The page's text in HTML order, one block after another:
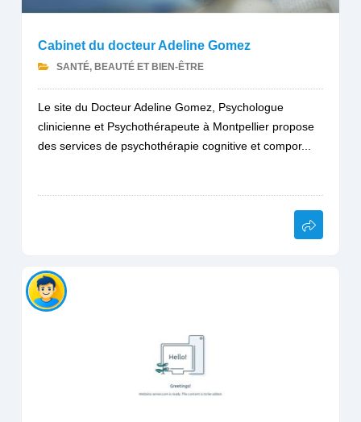
Cabinet du docteur Adeline Gomez
SANTÉ, BEAUTÉ ET BIEN-ÊTRE
Le site du Docteur Adeline Gomez, Psychologue
clinicienne et Psychothérapeute à Montpellier propose
des services de psychothérapie cognitive et compor...